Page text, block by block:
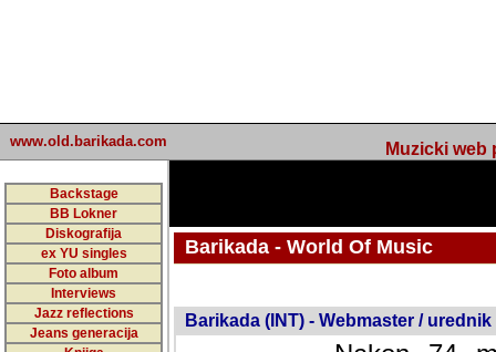
www.old.barikada.com Muzicki web
Backstage
BB Lokner
Diskografija
ex YU singles
Foto album
Interviews
Jazz reflections
Jeans generacija
Barikada - World Of Music
Barikada (INT) - Webmaster / urednik